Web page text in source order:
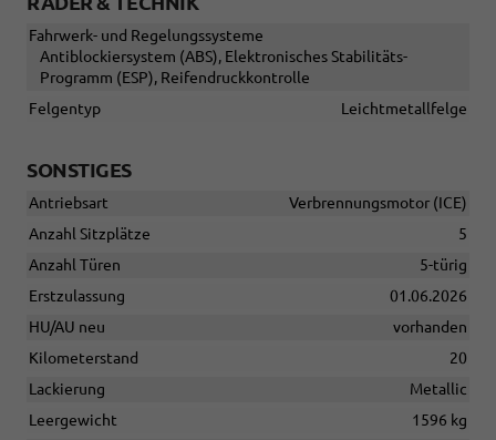
Fahrwerk- und Regelungssysteme
Antiblockiersystem (ABS), Elektronisches Stabilitäts-
Programm (ESP), Reifendruckkontrolle
Felgentyp
Leichtmetallfelge
SONSTIGES
Antriebsart
Verbrennungsmotor (ICE)
Anzahl Sitzplätze
5
Anzahl Türen
5-türig
Erstzulassung
01.06.2026
HU/AU neu
vorhanden
Kilometerstand
20
Lackierung
Metallic
Leergewicht
1596 kg